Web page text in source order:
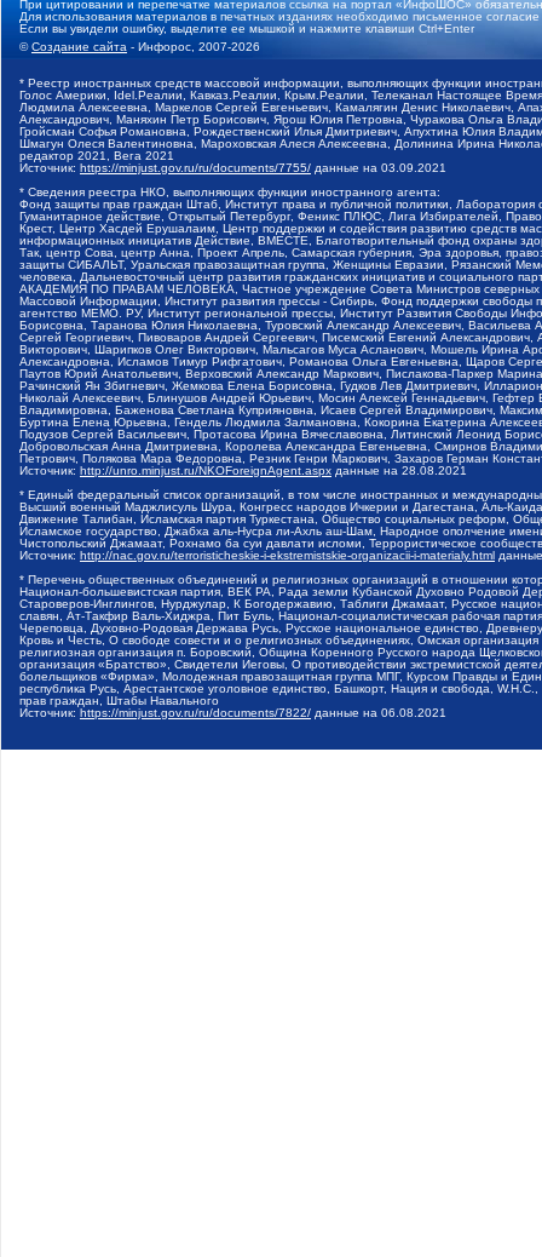
При цитировании и перепечатке материалов ссылка на портал «ИнфоШОС»
Для использования материалов в печатных изданиях необходимо письменное
Если вы увидели ошибку, выделите ее мышкой и нажмите клавиши Ctrl+Enter
©Создание сайта - Инфорос, 2007-2026
* Реестр иностранных средств массовой информации, выполняющих функции
Голос Америки, Idel.Реалии, Кавказ.Реалии, Крым.Реалии, Телеканал Настоящее
Людмила Алексеевна, Маркелов Сергей Евгеньевич, Камалягин Денис Николаевич,
Александрович, Маняхин Петр Борисович, Ярош Юлия Петровна, Чуракова Ольга
Гройсман Софья Романовна, Рождественский Илья Дмитриевич, Апухтина Юлия
Шмагун Олеся Валентиновна, Мароховская Алеся Алексеевна, Долинина Ирина
редактор 2021, Вега 2021
Источник: https://minjust.gov.ru/ru/documents/7755/ данные на 03.09.2021
* Сведения реестра НКО, выполняющих функции иностранного агента:
Фонд защиты прав граждан Штаб, Институт права и публичной политики,
Гуманитарное действие, Открытый Петербург, Феникс ПЛЮС, Лига Избирателей,
Крест, Центр Хасдей Ерушалаим, Центр поддержки и содействия развитию средств
информационных инициатив Действие, ВМЕСТЕ, Благотворительный фонд охраны
Так, центр Сова, центр Анна, Проект Апрель, Самарская губерния, Эра здоровья,
защиты СИБАЛЬТ, Уральская правозащитная группа, Женщины Евразии, Рязанский
человека, Дальневосточный центр развития гражданских инициатив и социального
АКАДЕМИЯ ПО ПРАВАМ ЧЕЛОВЕКА, Частное учреждение Совета Министров северных
Массовой Информации, Институт развития прессы - Сибирь, Фонд поддержки
агентство МЕМО. РУ, Институт региональной прессы, Институт Развития Свободы
Борисовна, Таранова Юлия Николаевна, Туровский Александр Алексеевич,
Сергей Георгиевич, Пивоваров Андрей Сергеевич, Писемский Евгений
Викторович, Шарипков Олег Викторович, Мальсагов Муса Асланович, Мошель Ирина
Александровна, Исламов Тимур Рифгатович, Романова Ольга Евгеньевна, Щаров
Паутов Юрий Анатольевич, Верховский Александр Маркович, Пислакова-Паркер
Рачинский Ян Збигневич, Жемкова Елена Борисовна, Гудков Лев Дмитриевич,
Николай Алексеевич, Блинушов Андрей Юрьевич, Мосин Алексей Геннадьевич,
Владимировна, Баженова Светлана Куприяновна, Исаев Сергей Владимирович,
Буртина Елена Юрьевна, Гендель Людмила Залмановна, Кокорина Екатерина
Подузов Сергей Васильевич, Протасова Ирина Вячеславовна, Литинский Леонид
Добровольская Анна Дмитриевна, Королева Александра Евгеньевна, Смирнов
Петрович, Полякова Мара Федоровна, Резник Генри Маркович, Захаров Герман
Источник: http://unro.minjust.ru/NKOForeignAgent.aspx данные на 28.08.2021
* Единый федеральный список организаций, в том числе иностранных и
Высший военный Маджлисуль Шура, Конгресс народов Ичкерии и Дагестана, Аль-
Движение Талибан, Исламская партия Туркестана, Общество социальных реформ,
Исламское государство, Джабха аль-Нусра ли-Ахль аш-Шам, Народное ополчение
Чистопольский Джамаат, Рохнамо ба суи давлати исломи, Террористическое
Источник: http://nac.gov.ru/terroristicheskie-i-ekstremistskie-organizacii-i-materialy.html
* Перечень общественных объединений и религиозных организаций в отношении
Национал-большевистская партия, ВЕК РА, Рада земли Кубанской Духовно Родовой
Староверов-Инглингов, Нурджулар, К Богодержавию, Таблиги Джамаат, Русское
славян, Ат-Такфир Валь-Хиджра, Пит Буль, Национал-социалистическая рабочая
Череповца, Духовно-Родовая Держава Русь, Русское национальное единство,
Кровь и Честь, О свободе совести и о религиозных объединениях, Омская
религиозная организация п. Боровский, Община Коренного Русского народа
организация «Братство», Свидетели Иеговы, О противодействии экстремистской
болельщиков «Фирма», Молодежная правозащитная группа МПГ, Курсом Правды и
республика Русь, Арестантское уголовное единство, Башкорт, Нация и свобода,
прав граждан, Штабы Навального
Источник: https://minjust.gov.ru/ru/documents/7822/ данные на 06.08.2021